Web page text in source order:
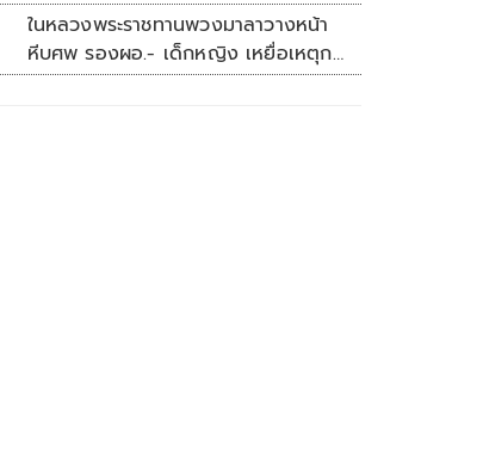
ในหลวงพระราชทานพวงมาลาวางหน้า
หีบศพ รองผอ.- เด็กหญิง เหยื่อเหตุก
ราดยิง